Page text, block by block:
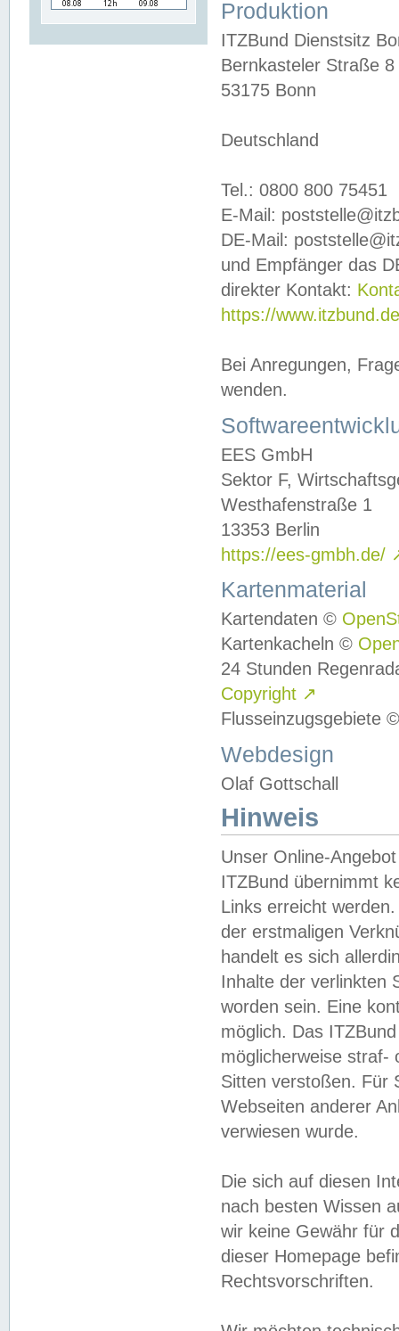
Produktion
ITZBund Dienstsitz
Bernkasteler Straße 8
53175 Bonn
Deutschland
Tel.: 0800 800 75451
E-Mail:
DE-Mail:
und Empfänger das
direkter Kontakt:
https://
Bei Anregungen,
wenden.
EES GmbH
Sektor F,
Westhafenstraße 1
13353 Berlin
https://ees-gmbh.de/
Kartenmaterial
Kartendaten ©
Kartenkacheln ©
24 Stunden
Copyright ↗
Flusseinzugsgebiete
Webdesign
Olaf Gottschall
Hinweis
Unser Online-
ITZBund übernimmt
Links erreicht
der erstmaligen
handelt es sich
Inhalte der verlinkten
worden sein. Eine
möglich. Das
möglicherweise straf-
Sitten verstoßen. Für
Webseiten anderer
verwiesen wurde.
Die sich auf diesen
nach besten Wissen
wir keine Gewähr für
dieser Homepage
Rechtsvorschriften.